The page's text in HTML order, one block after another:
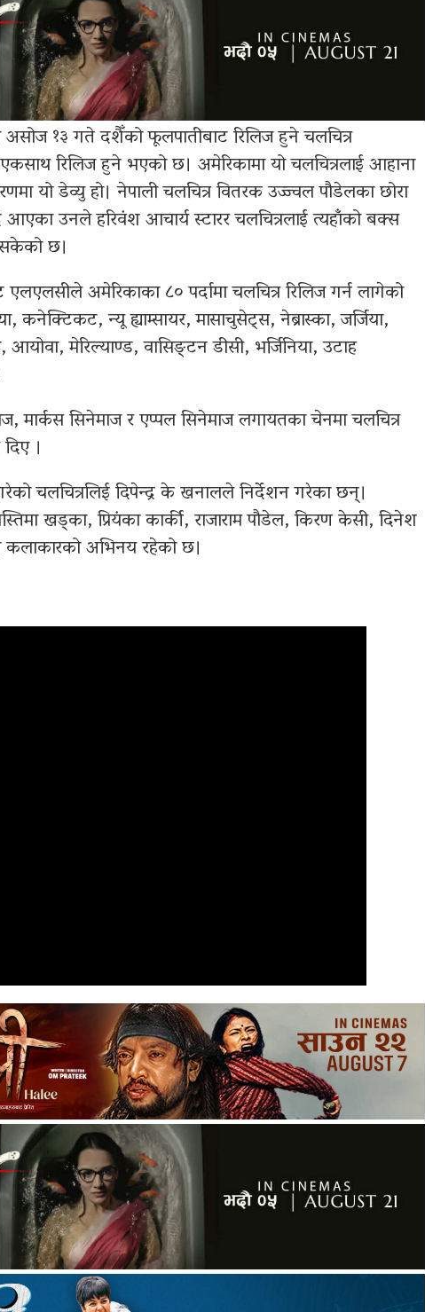
१३ गते दशैँको फूलपातीबाट रिलिज हुने चलचित्र
एकसाथ रिलिज हुने भएको छ। अमेरिकामा यो चलचित्रलाई आहाना
यो डेव्यु हो। नेपाली चलचित्र वितरक उज्ज्वल पौडेलका छोरा
उनले हरिवंश आचार्य स्टारर चलचित्रलाई त्यहाँको बक्स
छ।
अमेरिकाका ८० पर्दामा चलचित्र रिलिज गर्न लागेको
कनेक्टिकट, न्यू ह्याम्सायर, मासाचुसेट्स, नेब्रास्का, जर्जिया,
मेरिल्याण्ड, वासिङ्टन डीसी, भर्जिनिया, उटाह
मार्कस सिनेमाज र एप्पल सिनेमाज लगायतका चेनमा चलचित्र
।
चलचित्रलिई दिपेन्द्र के खनालले निर्देशन गरेका छन्।
खड्का, प्रियंका कार्की, राजाराम पौडेल, किरण केसी, दिनेश
कलाकारको अभिनय रहेको छ।